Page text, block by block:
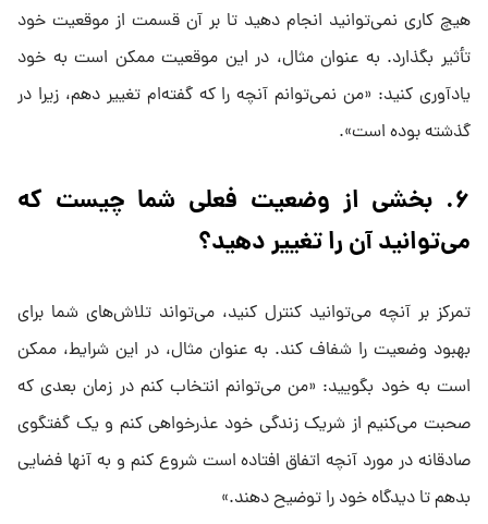
هیچ کاری نمی‌توانید انجام دهید تا بر آن قسمت از موقعیت خود
تأثیر بگذارد. به عنوان مثال، در این موقعیت ممکن است به خود
یادآوری کنید: «من نمی‌توانم آنچه را که گفته‌ام تغییر دهم، زیرا در
گذشته بوده است».
۶. بخشی از وضعیت فعلی شما چیست که
می‌توانید آن را تغییر دهید؟
تمرکز بر آنچه می‌توانید کنترل کنید، می‌تواند تلاش‌های شما برای
بهبود وضعیت را شفاف کند. به عنوان مثال، در این شرایط، ممکن
است به خود بگویید: «من می‌توانم انتخاب کنم در زمان بعدی که
صحبت می‌کنیم از شریک زندگی خود عذرخواهی کنم و یک گفتگوی
صادقانه در مورد آنچه اتفاق افتاده است شروع کنم و به آنها فضایی
بدهم تا دیدگاه خود را توضیح دهند.»